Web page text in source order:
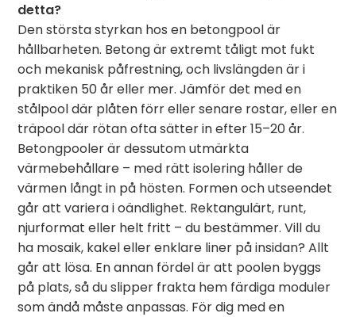
detta?
Den största styrkan hos en betongpool är
hållbarheten. Betong är extremt tåligt mot fukt
och mekanisk påfrestning, och livslängden är i
praktiken 50 år eller mer. Jämför det med en
stålpool där plåten förr eller senare rostar, eller en
träpool där rötan ofta sätter in efter 15–20 år.
Betongpooler är dessutom utmärkta
värmebehållare – med rätt isolering håller de
värmen långt in på hösten. Formen och utseendet
går att variera i oändlighet. Rektangulärt, runt,
njurformat eller helt fritt – du bestämmer. Vill du
ha mosaik, kakel eller enklare liner på insidan? Allt
går att lösa. En annan fördel är att poolen byggs
på plats, så du slipper frakta hem färdiga moduler
som ändå måste anpassas. För dig med en